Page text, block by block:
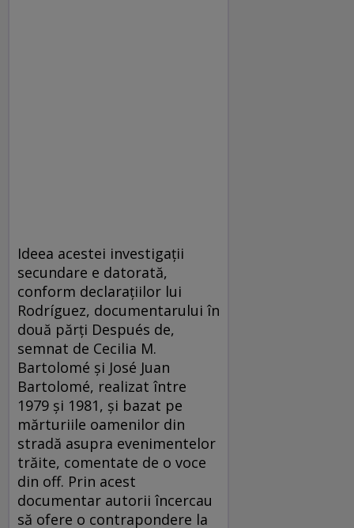
Ideea acestei investigaţii
secundare e datorată,
conform declaraţiilor lui
Rodríguez, documentarului în
două părţi Después de,
semnat de Cecilia M.
Bartolomé şi José Juan
Bartolomé, realizat între
1979 şi 1981, şi bazat pe
mărturiile oamenilor din
stradă asupra evenimentelor
trăite, comentate de o voce
din off. Prin acest
documentar autorii încercau
să ofere o contrapondere la